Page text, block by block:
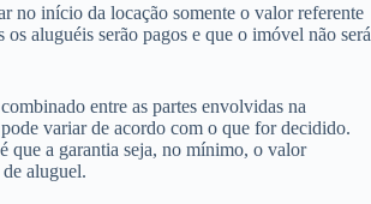
no início da locação somente o valor referente
os aluguéis serão pagos e que o imóvel não será
entre as partes envolvidas na
variar de acordo com o que for decidido.
que a garantia seja, no mínimo, o valor
aluguel.